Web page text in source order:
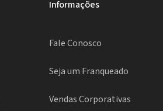
Informações
Fale Conosco
Seja um Franqueado
Vendas Corporativas